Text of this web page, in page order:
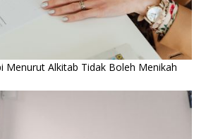
Menurut Alkitab Tidak Boleh Menikah